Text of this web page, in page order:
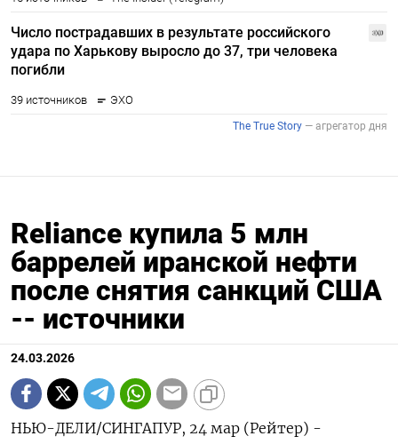
Reliance купила 5 млн
баррелей иранской нефти
после снятия санкций США
-- источники
24.03.2026
НЬЮ-ДЕЛИ/СИНГАПУР, 24 мар (Рейтер) -